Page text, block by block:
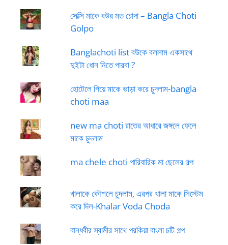
সেক্সি মাকে বউর মত চোদা – Bangla Choti
Golpo
Banglachoti list বউকে বললাম একসাথে
দুইটা ধোন নিতে পারবা ?
হোটেলে গিয়ে মাকে ভাড়া করে চুদলাম-bangla
choti maa
new ma choti রাতের আধারে জঙ্গলে ফেলে
মাকে চুদলাম
ma chele choti পারিবারিক মা ছেলের গল্প
খালাকে কৌশলে চুদলাম, এরপর খালা মাকে সিস্টেম
করে দিল-Khalar Voda Choda
বান্ধবীর স্বামীর সাথে পরকিয়া বাংলা চটি গল্প